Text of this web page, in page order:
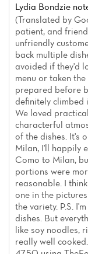
Lydia Bondzie
(Translated by
patient, and
unfriendly
back multiple
avoided if they'd
menu or taken
prepared before
definitely climbed
We loved
characterful
of the dishes. It's
Milan, I'll happily
Como to Milan,
portions were
reasonable. I
one in the
the variety. P.S.
dishes. But
like soy noodles,
really well